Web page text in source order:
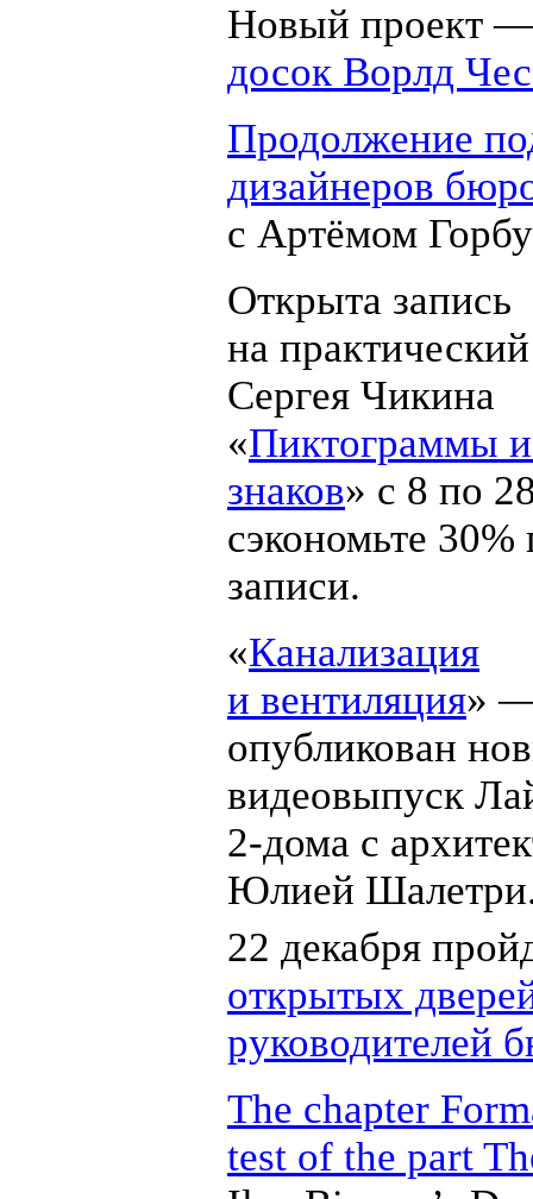
Новый проект
досок Ворлд
Продолжение
дизайнеров
с Артёмом
Открыта запись
на
Сергея Чикина
«Пиктограммы
знаков» с 8 по
сэкономьте
записи.
«Канализация
и вентиляция»
опубликован
видеовыпуск
2-дома с
Юлией
22 декабря
открытых
руководителей
The chapter
test of the part